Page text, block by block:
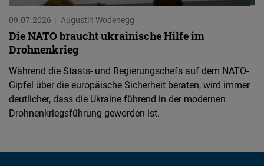
09.07.2026 Augustin Wodenegg
Die NATO braucht ukrainische Hilfe im
Drohnenkrieg
Während die Staats- und Regierungschefs auf dem NATO-
Gipfel über die europäische Sicherheit beraten, wird immer
deutlicher, dass die Ukraine führend in der modernen
Drohnenkriegsführung geworden ist.